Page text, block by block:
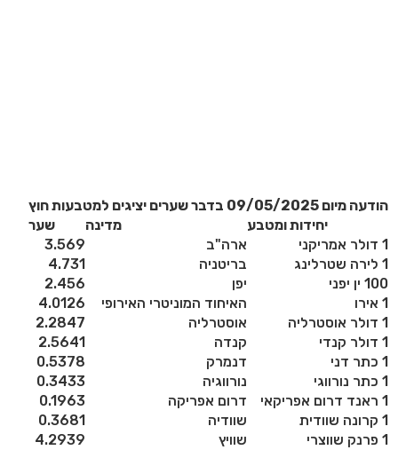
הודעה מיום 09/05/2025 בדבר שערים יציגים למטבעות חוץ
יחידות ומטבע
מדינה
שער
ארה"ב
3.569
בריטניה
4.731
100 ין יפני
יפן
2.456
האיחוד המוניטרי האירופי
4.0126
אוסטרליה
2.2847
קנדה
2.5641
דנמרק
0.5378
נורווגיה
0.3433
דרום אפריקה
0.1963
שוודיה
0.3681
שוויץ
4.2939